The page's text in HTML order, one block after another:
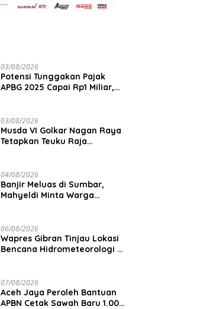
03/08/2026
Potensi Tunggakan Pajak
APBG 2025 Capai Rp1 Miliar,
03/08/2026
Musda VI Golkar Nagan Raya
Tetapkan Teuku Raja
04/08/2026
Banjir Meluas di Sumbar,
Mahyeldi Minta Warga
06/08/2026
Wapres Gibran Tinjau Lokasi
Bencana Hidrometeorologi di
07/08/2026
Aceh Jaya Peroleh Bantuan
APBN Cetak Sawah Baru 1.000